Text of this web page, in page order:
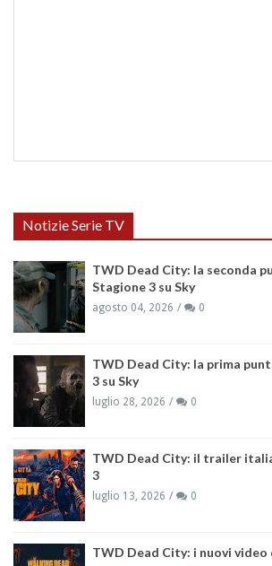
Notizie Serie TV
TWD Dead City: la seconda
Stagione 3 su Sky
agosto 04, 2026 0
TWD Dead City: la prima
3 su Sky
luglio 28, 2026 0
TWD Dead City: il trailer
3
luglio 13, 2026 0
TWD Dead City: i nuovi video